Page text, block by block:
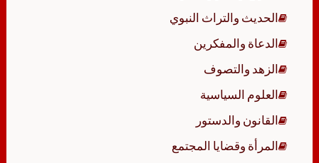
الحديث والتراث النبوي
الدعاة والمفكرين
الزهد والتصوف
العلوم السياسية
القانون والدستور
المرأة وقضايا المجتمع